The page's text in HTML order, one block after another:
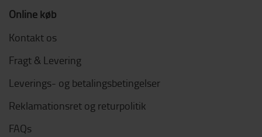
Online køb
Kontakt os
Fragt & Levering
Leverings- og betalingsbetingelser
Reklamationsret og returpolitik
FAQs